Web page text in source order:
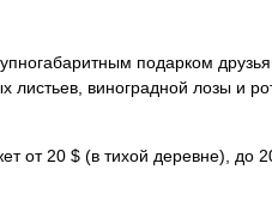
подарком
листьев, виноградной лозы и
от 20 $ (в тихой деревне), до